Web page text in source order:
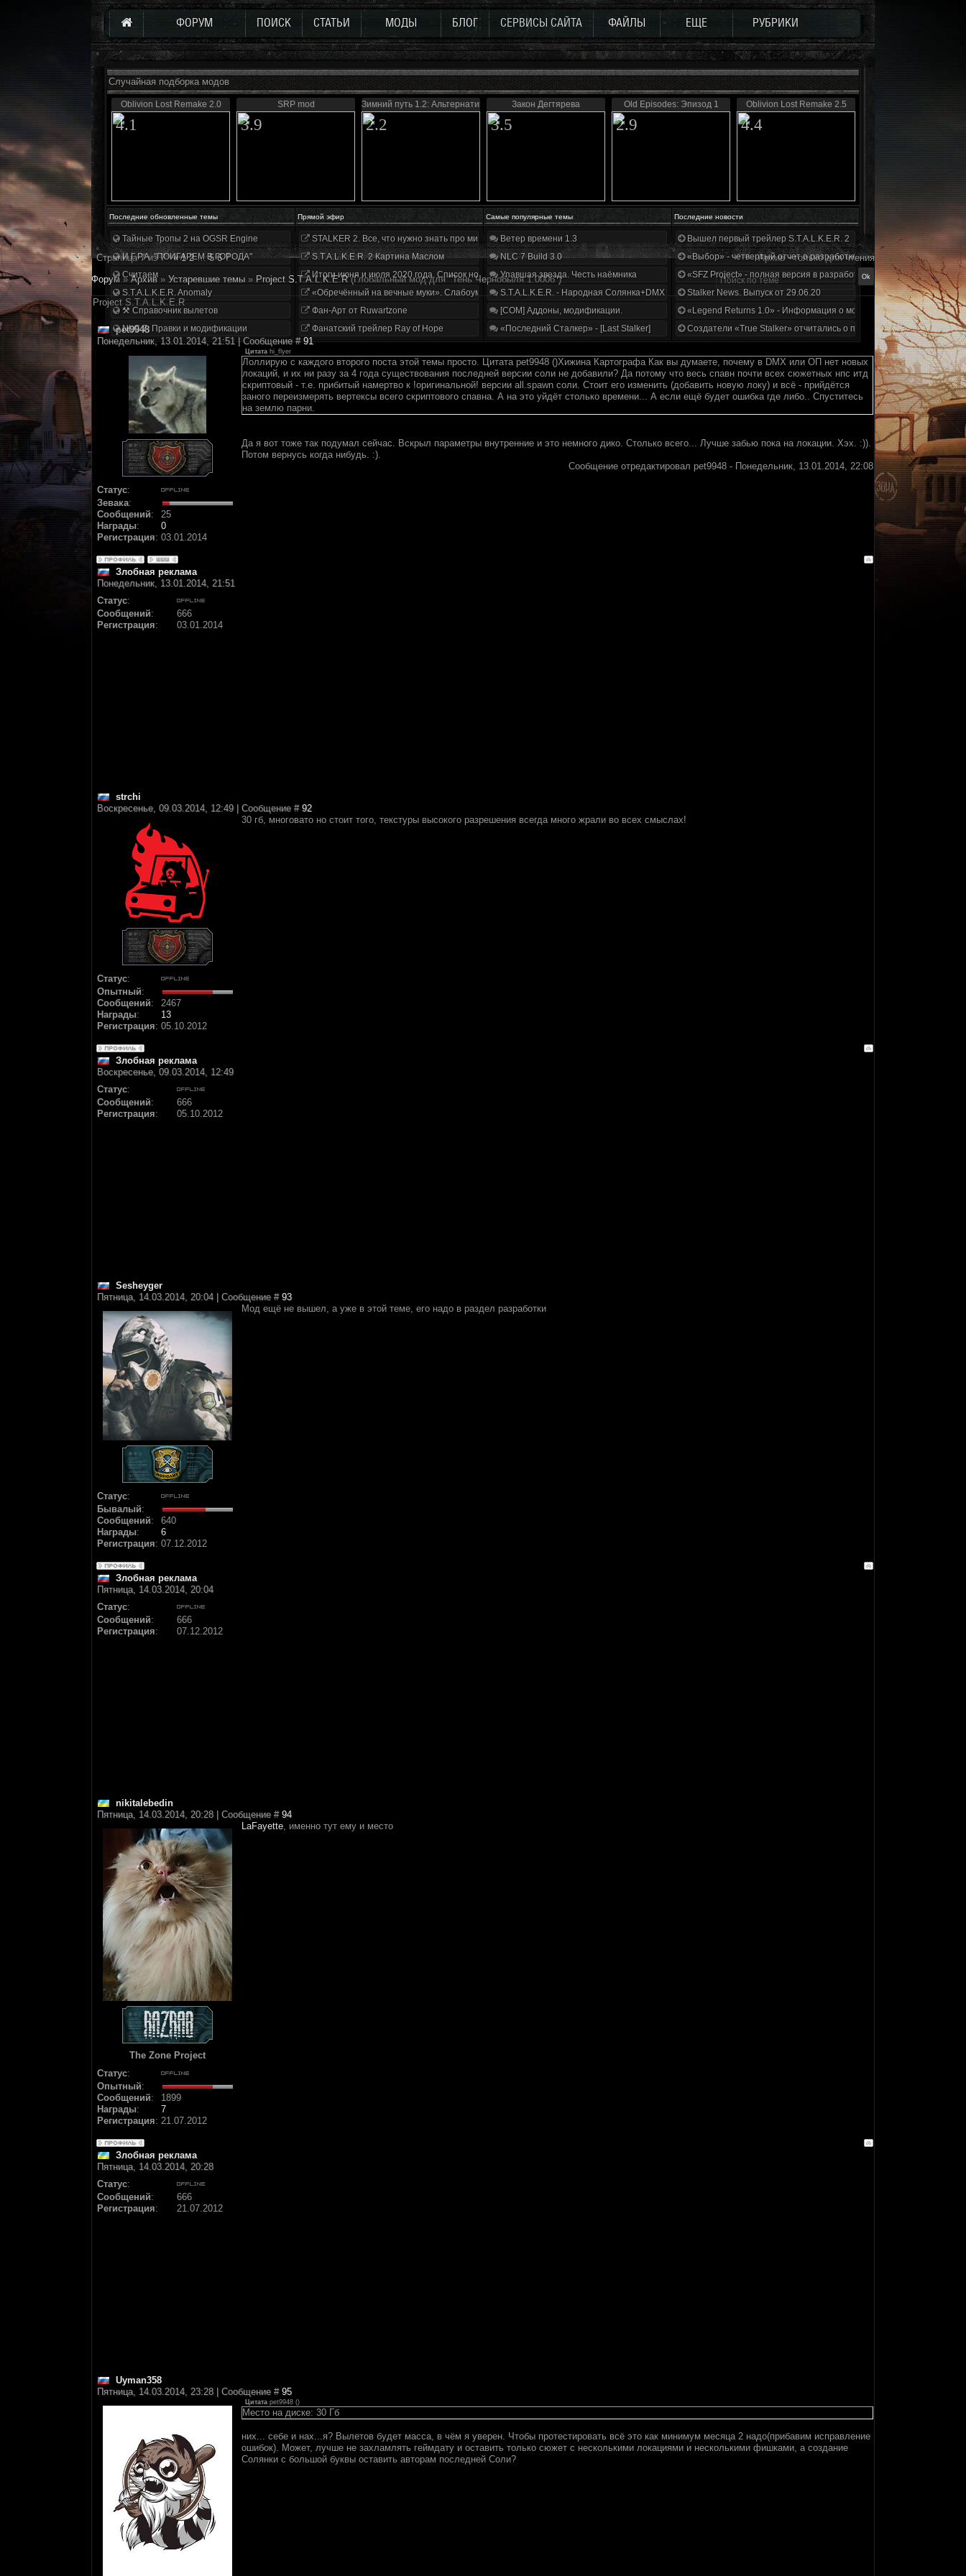
ФОРУМ ПОИСК СТАТЬИ МОДЫ БЛОГ СЕРВИСЫ САЙТА ФАЙЛЫ ЕЩЕ РУБРИКИ
Случайная подборка модов
Oblivion Lost Remake 2.0
4.1
SRP mod
3.9
Зимний путь 1.2: Альтернатива
2.2
Закон Дегтярева
3.5
Old Episodes: Эпизод 1
2.9
Oblivion Lost Remake 2.5
4.4
Последние обновленные темы Прямой эфир Самые популярные темы Последние новости
Тайные Тропы 2 на OGSR Engine
И.Г.Р.А. "ПОИГАРЕМ В ГОРОДА"
Считаем
S.T.A.L.K.E.R. Anomaly
⚒ Справочник вылетов
NLC 7. Правки и модификации
STALKER 2. Все, что нужно знать про мир, геймплей и сюжет | Разбор трейлера
S.T.A.L.K.E.R. 2 Картина Маслом
Итоги июня и июля 2020 года. Список нововведений
«Обречённый на вечные муки». Слабоумие и отвага
Фан-Арт от Ruwartzone
Фанатский трейлер Ray of Hope
Ветер времени 1.3
NLC 7 Build 3.0
Упавшая звезда. Честь наёмника
S.T.A.L.K.E.R. - Народная Солянка+DMX 1.3.5.ООП.МА.К.
[COM] Аддоны, модификации.
«Последний Сталкер» - [Last Stalker]
Вышел первый трейлер S.T.A.L.K.E.R. 2
«Выбор» - четвертый отчет о разработке!
«SFZ Project» - полная версия в разработке!
Stalker News. Выпуск от 29.06.20
«Legend Returns 1.0» - Информация о моде за июнь 2020
Создатели «True Stalker» отчитались о проделанной работе
Страница7из7 « 1 2 … 5 6 7
Архив - только для чтения
Форум » Архив » Устаревшие темы » Project S.T.A.L.K.E.R (Глобальный мод для "Тень Чернобыля 1.0006")
Project S.T.A.L.K.E.R
pet9948
Понедельник, 13.01.2014, 21:51 | Сообщение #91
Статус:
Зевака:
Сообщений:
25
Награды:
0
Регистрация: 03.01.2014
Цитата hi_flyer
Лоллирую с каждого второго поста этой темы просто. Цитата pet9948 ()Хижина Картографа Как вы думаете, почему в DMX или ОП нет новых
локаций, и их ни разу за 4 года существования последней версии соли не добавили? Да потому что весь спавн почти всех сюжетных нпс итд
скриптовый - т.е. прибитый намертво к !оригинальной! версии all.spawn соли. Стоит его изменить (добавить новую локу) и всё - прийдётся
заного переизмерять вертексы всего скриптового спавна. А на это уйдёт столько времени... А если ещё будет ошибка где либо.. Спуститесь
на землю парни.
Да я вот тоже так подумал сейчас. Вскрыл параметры внутренние и это немного дико. Столько всего... Лучше забью пока на локации. Хэх. :)).
Потом вернусь когда нибудь. :).
Сообщение отредактировал pet9948 - Понедельник, 13.01.2014, 22:08
Злобная реклама
Понедельник, 13.01.2014, 21:51
Статус:
Сообщений:
666
Регистрация: 03.01.2014
strchi
Воскресенье, 09.03.2014, 12:49 | Сообщение # 92
Статус:
Опытный:
Сообщений:
2467
Награды:
13
Регистрация: 05.10.2012
30 гб, многовато но стоит того, текстуры высокого разрешения всегда много жрали во всех смыслах!
Злобная реклама
Воскресенье, 09.03.2014, 12:49
Статус:
Сообщений:
666
Регистрация: 05.10.2012
Sesheyger
Пятница, 14.03.2014, 20:04 | Сообщение # 93
Статус:
Бывалый:
Сообщений:
640
Награды:
6
Регистрация: 07.12.2012
Мод ещё не вышел, а уже в этой теме, его надо в раздел разработки
Злобная реклама
Пятница, 14.03.2014, 20:04
Статус:
Сообщений:
666
Регистрация: 07.12.2012
nikitalebedin
Пятница, 14.03.2014, 20:28 | Сообщение # 94
The Zone Project
Статус:
Опытный:
Сообщений:
1899
Награды:
7
Регистрация: 21.07.2012
LaFayette, именно тут ему и место
Злобная реклама
Пятница, 14.03.2014, 20:28
Статус:
Сообщений:
666
Регистрация: 21.07.2012
Uyman358
Пятница, 14.03.2014, 23:28 | Сообщение # 95
Цитата pet9948 ()
Место на диске: 30 Гб
них... себе и нах...я? Вылетов будет масса, в чём я уверен. Чтобы протестировать всё это как минимум месяца 2 надо(прибавим исправление
ошибок). Может, лучше не захламлять геймдату и оставить только сюжет с несколькими локациями и несколькими фишками, а создание
Солянки с большой буквы оставить авторам последней Соли?